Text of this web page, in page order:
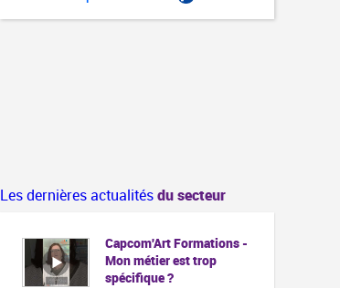
Les dernières actualitésdu secteur
Capcom'Art Formations -
Mon métier est trop
spécifique ?